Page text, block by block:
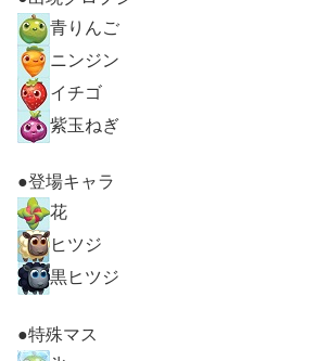
青りんご
ニンジン
イチゴ
紫玉ねぎ
●登場キャラ
花
ヒツジ
黒ヒツジ
●特殊マス